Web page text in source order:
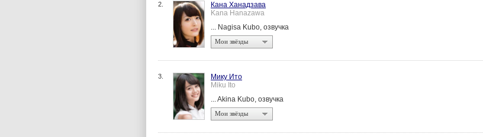
2.
Кана Ханадзава
Kana Hanazawa
... Nagisa Kubo, озвучка
Мои звёзды
3.
Мику Ито
Miku Ito
... Akina Kubo, озвучка
Мои звёзды